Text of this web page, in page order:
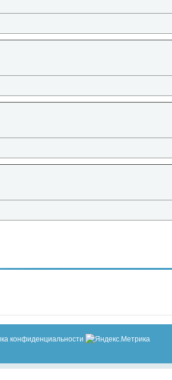
конфиденциальности